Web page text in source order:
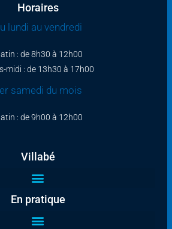
Horaires
lundi au vendredi
: de 8h30 à 12h00
midi : de 13h30 à 17h00
samedi du mois
: de 9h00 à 12h00
Villabé
En pratique